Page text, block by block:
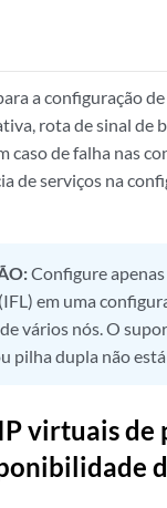
a configuração
rota de sinal de
caso de falha nas
de serviços na
Configure
em uma
vários nós. O
pilha dupla não
virtuais de